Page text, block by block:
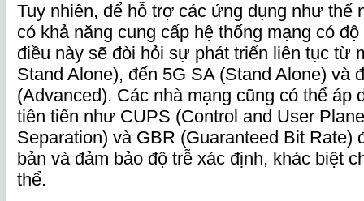
Tuy nhiên, để hỗ trợ các ứng dụng như thế
có khả năng cung cấp hệ thống mạng có
điều này sẽ đòi hỏi sự phát triển liên tục từ
Stand Alone), đến 5G SA (Stand Alone) và
(Advanced). Các nhà mạng cũng có thể áp
tiên tiến như CUPS (Control and User
Separation) và GBR (Guaranteed Bit Rate)
bản và đảm bảo độ trễ xác định, khác biệt
thể.